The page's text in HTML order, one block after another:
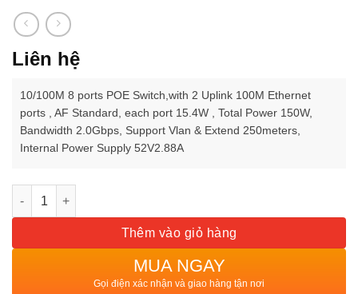
Liên hệ
10/100M 8 ports POE Switch,with 2 Uplink 100M Ethernet
ports , AF Standard, each port 15.4W , Total Power 150W,
Bandwidth 2.0Gbps, Support Vlan & Extend 250meters,
Internal Power Supply 52V2.88A
Số lượng
Thêm vào giỏ hàng
MUA NGAY
Gọi điện xác nhận và giao hàng tận nơi